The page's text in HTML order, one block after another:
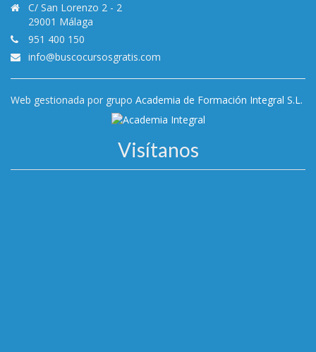
C/ San Lorenzo 2 - 2
29001 Málaga
951 400 150
info@buscocursosgratis.com
Web gestionada por grupo Academia de Formación Integral S.L.
Visítanos